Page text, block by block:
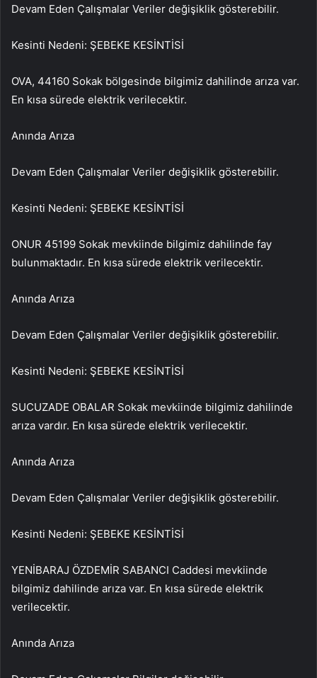
Devam Eden Çalışmalar Veriler değişiklik gösterebilir.
Kesinti Nedeni: ŞEBEKE KESİNTİSİ
OVA, 44160 Sokak bölgesinde bilgimiz dahilinde arıza var.
En kısa sürede elektrik verilecektir.
Anında Arıza
Devam Eden Çalışmalar Veriler değişiklik gösterebilir.
Kesinti Nedeni: ŞEBEKE KESİNTİSİ
ONUR 45199 Sokak mevkiinde bilgimiz dahilinde fay
bulunmaktadır. En kısa sürede elektrik verilecektir.
Anında Arıza
Devam Eden Çalışmalar Veriler değişiklik gösterebilir.
Kesinti Nedeni: ŞEBEKE KESİNTİSİ
SUCUZADE OBALAR Sokak mevkiinde bilgimiz dahilinde
arıza vardır. En kısa sürede elektrik verilecektir.
Anında Arıza
Devam Eden Çalışmalar Veriler değişiklik gösterebilir.
Kesinti Nedeni: ŞEBEKE KESİNTİSİ
YENİBARAJ ÖZDEMİR SABANCI Caddesi mevkiinde
bilgimiz dahilinde arıza var. En kısa sürede elektrik
verilecektir.
Anında Arıza